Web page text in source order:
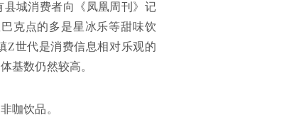
城消费者向《凤凰周刊》记
克点的多是星冰乐等甜味饮
Z世代是消费信息相对乐观的
基数仍然较高。
咖饮品。